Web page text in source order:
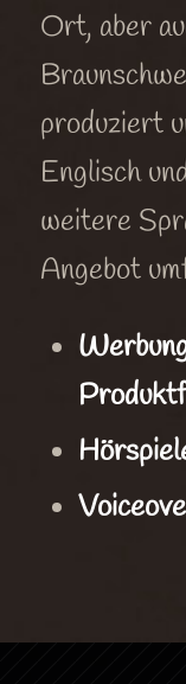
Ort, aber
produziert
Englisch
weitere
Angebot